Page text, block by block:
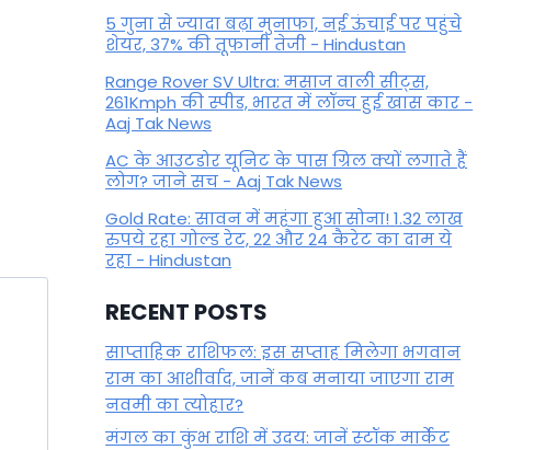
5 गुना से ज्यादा बढ़ा मुनाफा, नई ऊंचाई पर पहुंचे
शेयर, 37% की तूफानी तेजी - Hindustan
Range Rover SV Ultra: मसाज वाली सीट्स,
261Kmph की स्पीड, भारत में लॉन्च हुई खास कार -
Aaj Tak News
AC के आउटडोर यूनिट के पास ग्रिल क्यों लगाते हैं
लोग? जाने सच - Aaj Tak News
Gold Rate: सावन में महंगा हुआ सोना! 1.32 लाख
रुपये रहा गोल्ड रेट, 22 और 24 कैरेट का दाम ये
रहा - Hindustan
RECENT POSTS
साप्ताहिक राशिफल: इस सप्ताह मिलेगा भगवान
राम का आशीर्वाद, जानें कब मनाया जाएगा राम
नवमी का त्योहार?
मंगल का कुंभ राशि में उदय: जानें स्‍टॉक मार्केट